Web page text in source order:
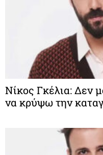
Νίκος Γκέλια: Δεν
να κρύψω την